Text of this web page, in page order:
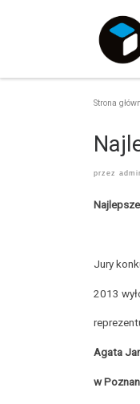
Strona
przez
Jury
2013
Agata
w